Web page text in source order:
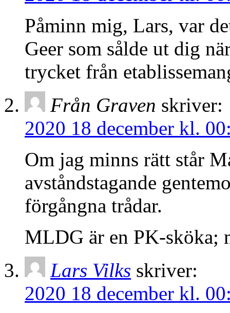
Påminn mig, Lars, var
Geer som sålde ut dig
trycket från
Från Graven skriver:
2020 18 december kl.
Om jag minns rätt står
avståndstagande
förgångna trådar.
MLDG är en PK-sköka;
Lars Vilks skriver:
2020 18 december kl.